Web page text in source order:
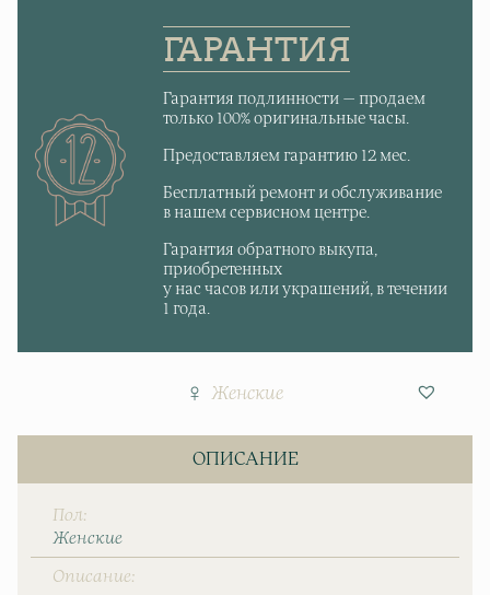
ГАРАНТИЯ
Гарантия подлинности — продаем
только 100% оригинальные часы.
Предоставляем гарантию 12 мес.
Бесплатный ремонт и обслуживание
в нашем сервисном центре.
Гарантия обратного выкупа,
приобретенных
у нас часов или украшений, в течении
1 года.
Женские
ОПИСАНИЕ
Пол
Женские
Описание